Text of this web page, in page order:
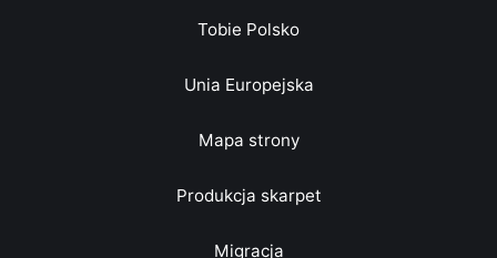
Tobie Polsko
Unia Europejska
Mapa strony
Produkcja skarpet
Migracja